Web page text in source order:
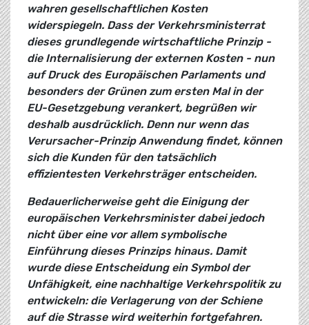
wahren gesellschaftlichen Kosten
widerspiegeln. Dass der Verkehrsministerrat
dieses grundlegende wirtschaftliche Prinzip -
die Internalisierung der externen Kosten - nun
auf Druck des Europäischen Parlaments und
besonders der Grünen zum ersten Mal in der
EU-Gesetzgebung verankert, begrüßen wir
deshalb ausdrücklich. Denn nur wenn das
Verursacher-Prinzip Anwendung findet, können
sich die Kunden für den tatsächlich
effizientesten Verkehrsträger entscheiden.
Bedauerlicherweise geht die Einigung der
europäischen Verkehrsminister dabei jedoch
nicht über eine vor allem symbolische
Einführung dieses Prinzips hinaus. Damit
wurde diese Entscheidung ein Symbol der
Unfähigkeit, eine nachhaltige Verkehrspolitik zu
entwickeln: die Verlagerung von der Schiene
auf die Strasse wird weiterhin fortgefahren.